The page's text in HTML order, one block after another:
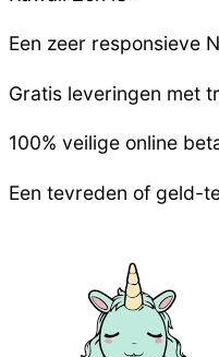
Een zeer responsieve
Gratis leveringen met
100% veilige online
Een tevreden of geld-